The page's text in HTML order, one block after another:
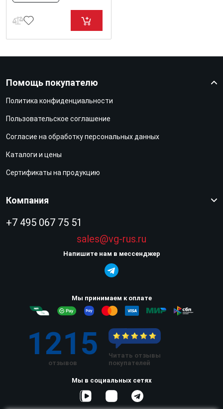
Помощь покупателю
Политика конфиденциальности
Пользовательское соглашение
Согласие на обработку персональных данных
Каталоги и цены
Сертификаты на продукцию
Компания
+7 495 067 75 51
sales@vg-rus.ru
Напишите нам в мессенджер
Мы принимаем к оплате
1215
отзывов
Читать отзывы
покупателей
Мы в социальных сетях